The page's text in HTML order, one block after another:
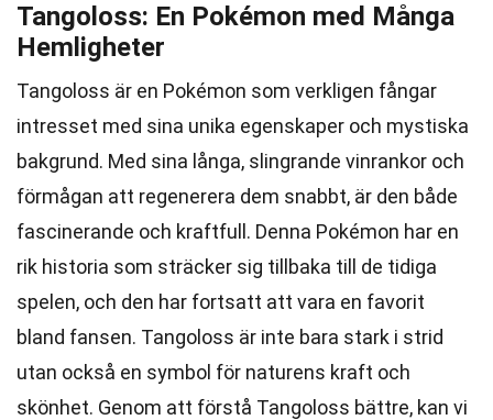
Tangoloss: En Pokémon med Många
Hemligheter
Tangoloss är en Pokémon som verkligen fångar
intresset med sina unika egenskaper och mystiska
bakgrund. Med sina långa, slingrande vinrankor och
förmågan att regenerera dem snabbt, är den både
fascinerande och kraftfull. Denna Pokémon har en
rik historia som sträcker sig tillbaka till de tidiga
spelen, och den har fortsatt att vara en favorit
bland fansen. Tangoloss är inte bara stark i strid
utan också en symbol för naturens kraft och
skönhet. Genom att förstå Tangoloss bättre, kan vi